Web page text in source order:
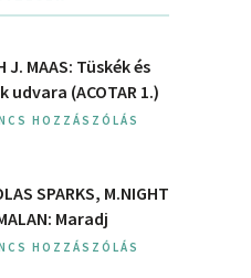
J. MAAS: Tüskék és
udvara (ACOTAR 1.)
HOZZÁSZÓLÁS
SPARKS, M.NIGHT
Maradj
HOZZÁSZÓLÁS